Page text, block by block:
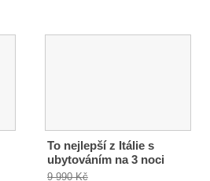
To nejlepší z Itálie s
ubytováním na 3 noci
9 990 Kč